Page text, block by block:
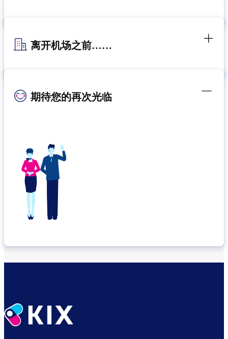
离开机场之前……
期待您的再次光临